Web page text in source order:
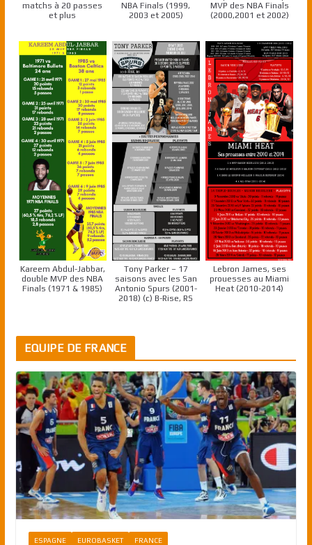
matchs à 20 passes
et plus
NBA Finals (1999,
2003 et 2005)
MVP des NBA Finals
(2000,2001 et 2002)
Kareem Abdul-Jabbar,
double MVP des NBA
Finals (1971 & 1985)
Tony Parker – 17
saisons avec les San
Antonio Spurs (2001-
2018) (c) B-Rise, RS
Lebron James, ses
prouesses au Miami
Heat (2010-2014)
EQUIPE DE FRANCE
ESPAGNE EUROBASKET FRANCE